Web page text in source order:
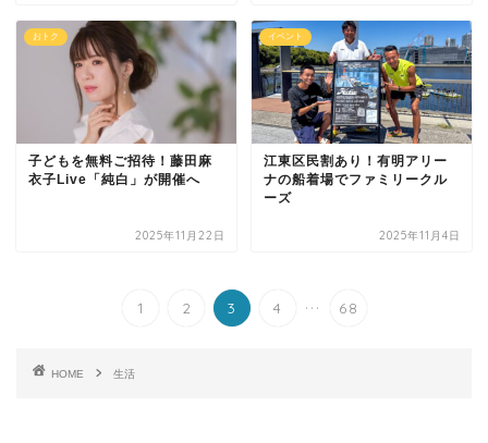
おトク
子どもを無料ご招待！藤田麻
衣子Live「純白」が開催へ
2025年11月22日
イベント
江東区民割あり！有明アリー
ナの船着場でファミリークル
ーズ
2025年11月4日
1 2 3 4 ... 68
HOME 生活